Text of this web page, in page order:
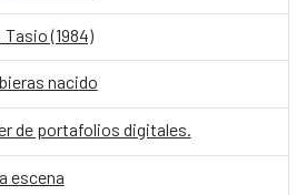
(1984)
nacido
de portafolios digitales.
escena